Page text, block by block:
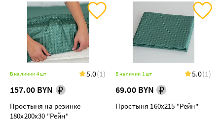
В наличии 4 шт 5.0(1)
157.00 BYN
Простыня на резинке
180х200х30 "Рейн"
В наличии 1 шт 5.0(1)
69.00 BYN
Простыня 160х215 "Рейн"